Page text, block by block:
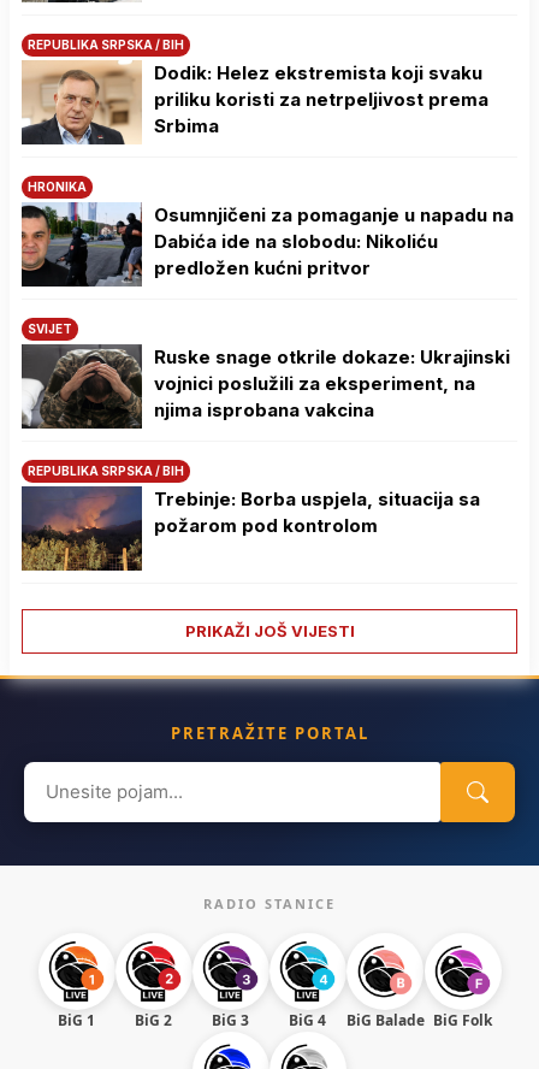
REPUBLIKA SRPSKA / BIH
Dodik: Helez ekstremista koji svaku
priliku koristi za netrpeljivost prema
Srbima
HRONIKA
Osumnjičeni za pomaganje u napadu na
Dabića ide na slobodu: Nikoliću
predložen kućni pritvor
SVIJET
Ruske snage otkrile dokaze: Ukrajinski
vojnici poslužili za eksperiment, na
njima isprobana vakcina
REPUBLIKA SRPSKA / BIH
Trebinje: Borba uspjela, situacija sa
požarom pod kontrolom
PRIKAŽI JOŠ VIJESTI
PRETRAŽITE PORTAL
Search
for:
RADIO STANICE
BiG 1 BiG 2 BiG 3 BiG 4 BiG Balade BiG Folk